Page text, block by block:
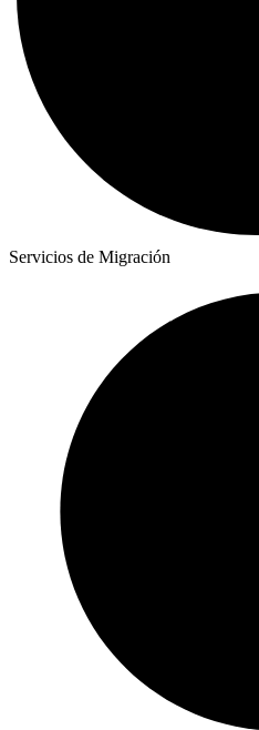
Servicios de Migración